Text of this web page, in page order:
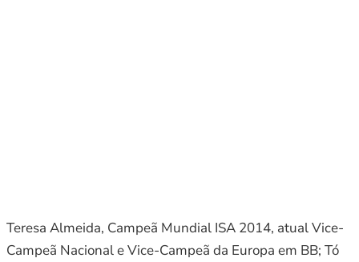
Teresa Almeida, Campeã Mundial ISA 2014, atual Vice-
Campeã Nacional e Vice-Campeã da Europa em BB; Tó